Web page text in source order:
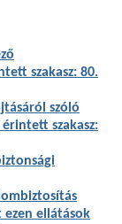
szakasz: 80.
szóló
szakasz:
ellátások